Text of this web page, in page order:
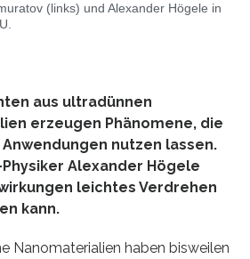
(links) und Alexander Högele in
aus ultradünnen
erzeugen Phänomene, die
nutzen lassen.
Physiker Alexander Högele
leichtes Verdrehen
kann.
Nanomaterialien haben bisweilen